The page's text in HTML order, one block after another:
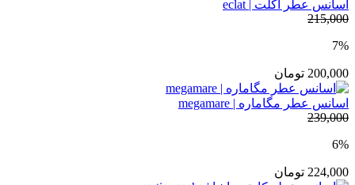
اسانس عطر اکلت | eclat
215,000
7%
200,000 تومان
اسانس عطر مگاماره | megamare
239,000
6%
224,000 تومان